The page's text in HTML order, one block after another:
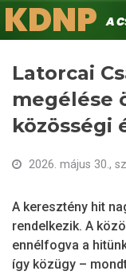
Ugrás
a
Keresés
KDNP
A
Latorcai
megélése
közösségi
2026. május 30.,
A keresztény hit
rendelkezik. A
ennélfogva a
így közügy –